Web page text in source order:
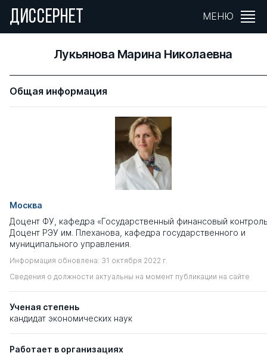
ДИССЕРНЕТ МЕНЮ
Лукьянова Марина Николаевна
Общая информация
Москва
Доцент ФУ, кафедра «Государственный финансовый
Доцент РЭУ им. Плеханова, кафедра государственного и
муниципального управления.
Информация обновлена: 31 октября 2022 г.
Сведения о должности актуальны на момент публикации на сайте
Ученая степень
кандидат экономических наук
Работает в организациях